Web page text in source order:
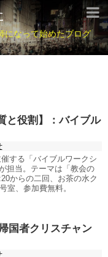
になって始めたブログ
と役割】：バイブル
する「バイブルワークシ
担当。テーマは「教会の
からの二回、お茶の水ク
室、参加費無料。
国者クリスチャン